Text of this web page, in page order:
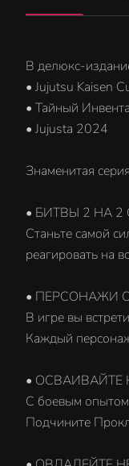
В делюкс-
• Jujutsu Kaisen
• Тайный
• Jujusta 2024
Знаменитая
• БИТВЫ 2 НА
Станьте самой
реагировать на
• ПЕРСОНАЖИ
В игре вы
Каждый
•
С боевым опытом
Подчините